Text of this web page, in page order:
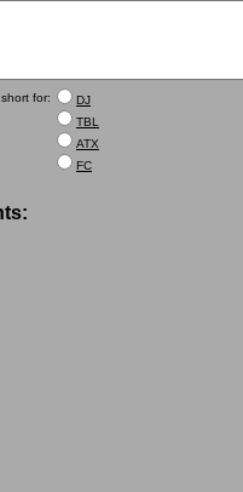
for:
DJ
TBL
ATX
FC